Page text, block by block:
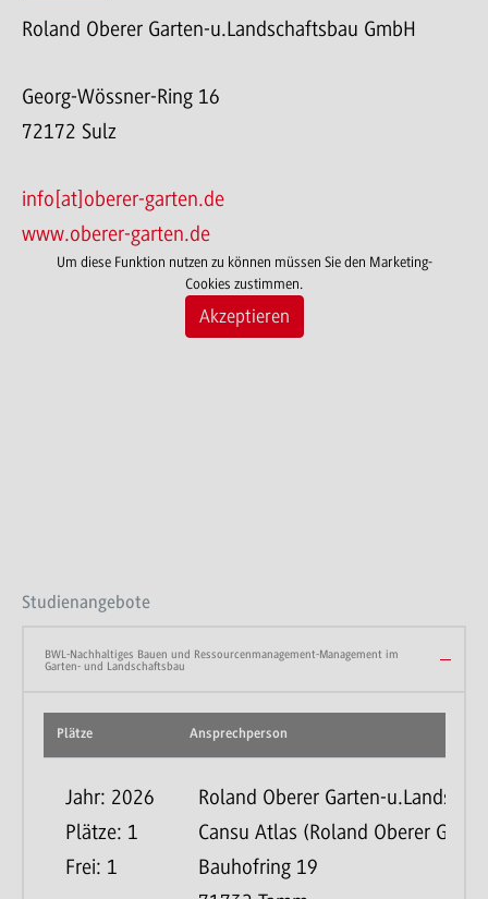
Roland Oberer Garten-u.Landschaftsbau GmbH
Georg-Wössner-Ring 16
72172 Sulz
info[at]oberer-garten.de
www.oberer-garten.de
Um diese Funktion nutzen zu können müssen Sie den Marketing-
Cookies zustimmen.
Akzeptieren
Studienangebote
BWL-Nachhaltiges Bauen und Ressourcenmanagement-Management im
Garten- und Landschaftsbau
Plätze Ansprechperson
Jahr: 2026
Plätze: 1
Frei: 1
Roland Oberer Garten-
Cansu Atlas (Roland Oberer
Bauhofring 19